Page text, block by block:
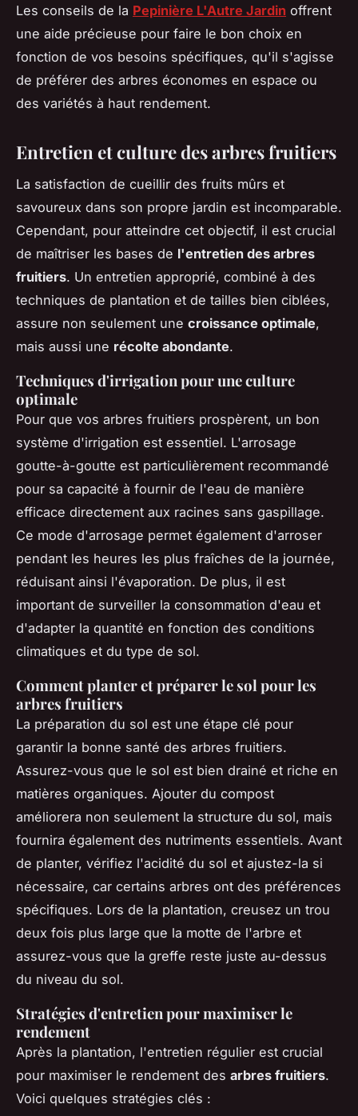
Les conseils de la Pepinière L'Autre Jardin offrent
une aide précieuse pour faire le bon choix en
fonction de vos besoins spécifiques, qu'il s'agisse
de préférer des arbres économes en espace ou
des variétés à haut rendement.
Entretien et culture des arbres fruitiers
La satisfaction de cueillir des fruits mûrs et
savoureux dans son propre jardin est incomparable.
Cependant, pour atteindre cet objectif, il est crucial
de maîtriser les bases de l'entretien des arbres
fruitiers. Un entretien approprié, combiné à des
techniques de plantation et de tailles bien ciblées,
assure non seulement une croissance optimale,
mais aussi une récolte abondante.
Techniques d'irrigation pour une culture
optimale
Pour que vos arbres fruitiers prospèrent, un bon
système d'irrigation est essentiel. L'arrosage
goutte-à-goutte est particulièrement recommandé
pour sa capacité à fournir de l'eau de manière
efficace directement aux racines sans gaspillage.
Ce mode d'arrosage permet également d'arroser
pendant les heures les plus fraîches de la journée,
réduisant ainsi l'évaporation. De plus, il est
important de surveiller la consommation d'eau et
d'adapter la quantité en fonction des conditions
climatiques et du type de sol.
Comment planter et préparer le sol pour les
arbres fruitiers
La préparation du sol est une étape clé pour
garantir la bonne santé des arbres fruitiers.
Assurez-vous que le sol est bien drainé et riche en
matières organiques. Ajouter du compost
améliorera non seulement la structure du sol, mais
fournira également des nutriments essentiels. Avant
de planter, vérifiez l'acidité du sol et ajustez-la si
nécessaire, car certains arbres ont des préférences
spécifiques. Lors de la plantation, creusez un trou
deux fois plus large que la motte de l'arbre et
assurez-vous que la greffe reste juste au-dessus
du niveau du sol.
Stratégies d'entretien pour maximiser le
rendement
Après la plantation, l'entretien régulier est crucial
pour maximiser le rendement des arbres fruitiers.
Voici quelques stratégies clés :